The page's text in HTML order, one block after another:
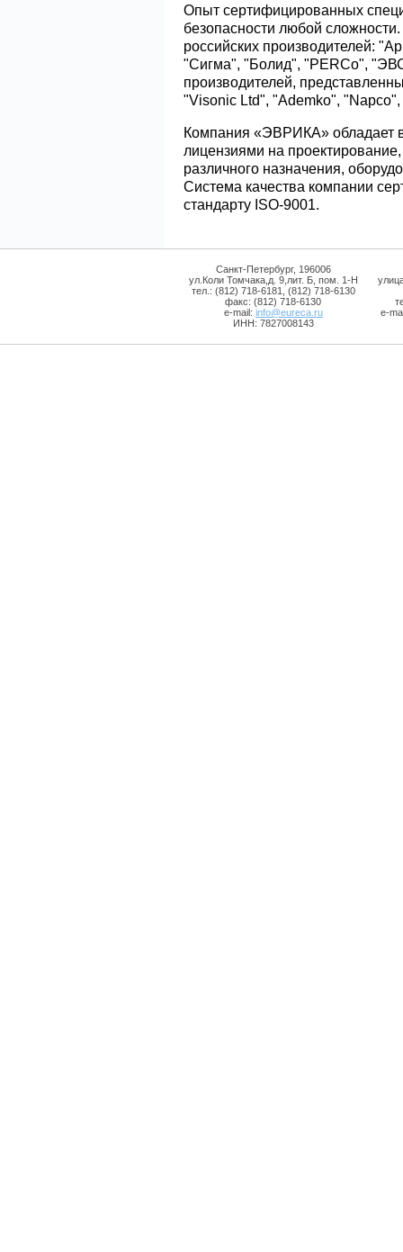
Опыт сертифицированных
безопасности любой
российских производителей:
"Сигма", "Болид", "PERCo",
производителей,
"Visonic Ltd", "Ademko",
Компания «ЭВРИКА» обладает
лицензиями на
различного назначения,
Система качества компании
стандарту ISO-9001.
Санкт-Петербург, 196006
ул.Коли Томчака,д. 9,лит. Б, пом. 1-Н
тел.: (812) 718-6181, (812) 718-6130
факс: (812) 718-6130
e-mail: info@eureca.ru
ИНН: 7827008143
e-